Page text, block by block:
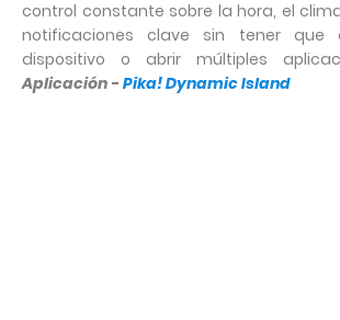
control constante sobre la hora, el
notificaciones clave sin tener que
dispositivo o abrir múltiples
Aplicación -Pika! Dynamic Island